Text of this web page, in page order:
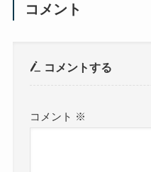
コメント
コメントする
コメント ※